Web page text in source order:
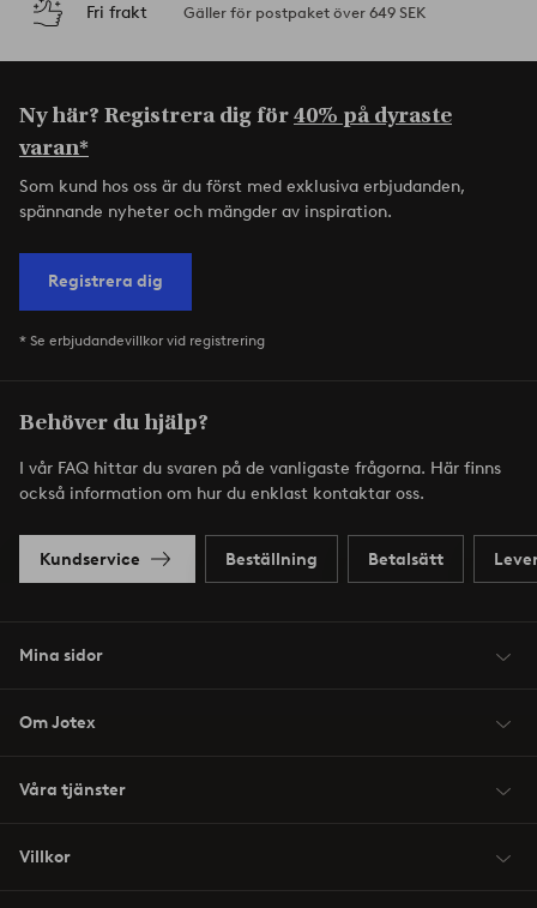
Fri frakt Gäller för postpaket över 649 SEK
Ny här? Registrera dig för40% på dyraste
varan*
Som kund hos oss är du först med exklusiva erbjudanden,
spännande nyheter och mängder av inspiration.
Registrera dig
* Se erbjudandevillkor vid registrering
Behöver du hjälp?
I vår FAQ hittar du svaren på de vanligaste frågorna. Här finns
också information om hur du enklast kontaktar oss.
Kundservice Beställning Betalsätt
Mina sidor
Om Jotex
Våra tjänster
Villkor